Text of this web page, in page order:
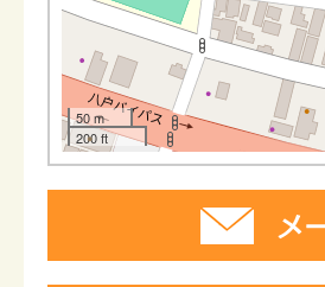
50 m
200 ft